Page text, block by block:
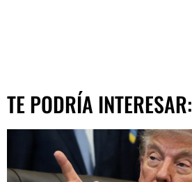
TE PODRÍA INTERESAR: